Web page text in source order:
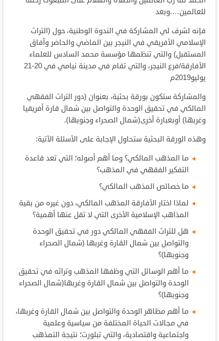
للعالمين….وبعد
فإنه لشرف لي المشاركة في الندوة الوطنية، حول (التراث
الإسلامي الأفريقي في النيجر بين الماضي والحاضر وآفاق
المستقبل) والتي تنظمها مؤسسة محمد السادس للعلماء
الأفارقة/فرع النيجر، والتي تقام في مدينة نيامي في 20-21
يوليو2019م
والمشاركة ستكون بورقة بحثية، بعنوان (دور التراث الفقهي
المالكي في تحقيق الوحدة والتواصل بين شمال قارة أفريقيا
وغربها) أوبعبارة أخرى(شمال الصحراء وجنوبها).
وهذه الورقة البحثية ستحاول الإجابة على الأسئلة الآتية:
ما المذهب المالكي؟ وما أهم أصوله؛ التي تعد قاعدة
التفكير الفقهي في المذهب؟
ما خصائص المذهب المالكي؟
لماذا اختار الأفارقة المذهب المالكي، دون غيره من بقية
المذاهب الإسلامية الأخرى التي لا تقل عنها أهمية؟
هل للتراث الفقهي المالكي دور في تحقيق الوحدة
والتواصل بين شمال القارة وغربها (شمال الصحراء
وجنوبها)؟
ما أهم الوسائل التي وظفها المذهب وتراثه في تحقيق
الوحدة والتواصل بين شمال القارة وغربها(شمال الصحراء
وجنوبها)؟
ما أهم مظاهر الوحدة والتواصل بين شمال القارة وغربها،
في مجالات الحياة المختلفة من سياسية وعلمية
واجتماعية واقتصادية، والتي تبلورت؛ نتيجة التمذهب